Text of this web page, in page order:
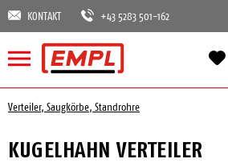
KONTAKT +43 5283 501-162
Verteiler, Saugkörbe, Standrohre
KUGELHAHN VERTEILER